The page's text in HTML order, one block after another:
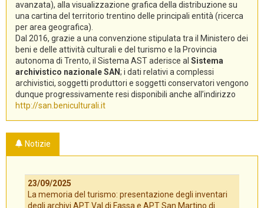
avanzata), alla visualizzazione grafica della distribuzione su
una cartina del territorio trentino delle principali entità (ricerca
per area geografica).
Dal 2016, grazie a una convenzione stipulata tra il Ministero dei
beni e delle attività culturali e del turismo e la Provincia
autonoma di Trento, il Sistema AST aderisce al Sistema
archivistico nazionale SAN; i dati relativi a complessi
archivistici, soggetti produttori e soggetti conservatori vengono
dunque progressivamente resi disponibili anche all’indirizzo
http://san.beniculturali.it
Notizie
23/09/2025
La memoria del turismo: presentazione degli inventari
degli archivi APT Val di Fassa e APT San Martino di